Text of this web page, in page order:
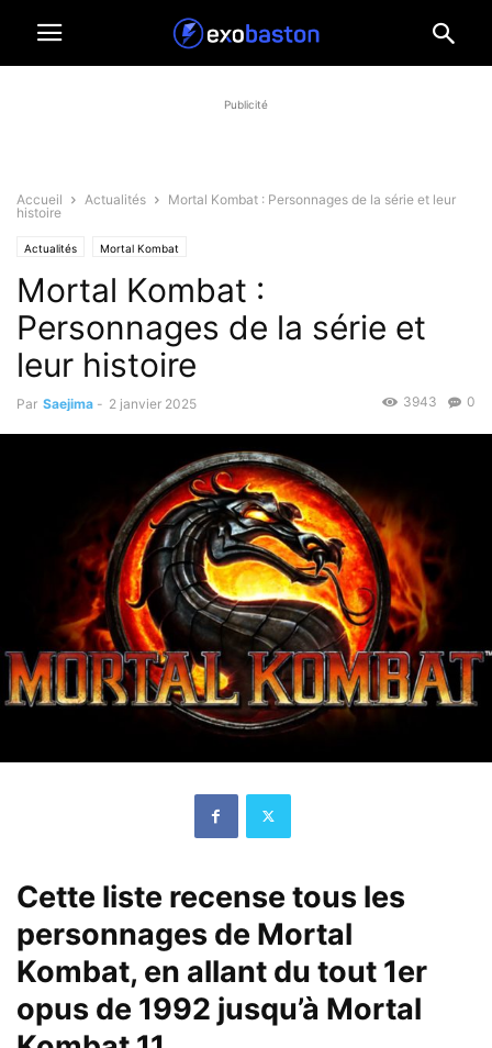
Publicité
Accueil Actualités
Mortal Kombat : Personnages de la série et leur
histoire
Actualités Mortal Kombat
Mortal Kombat :
Personnages de la série et
leur histoire
Par Saejima - 2 janvier 2025 0
3943
Cette liste recense tous les
personnages de Mortal
Kombat, en allant du tout 1er
opus de 1992 jusqu’à Mortal